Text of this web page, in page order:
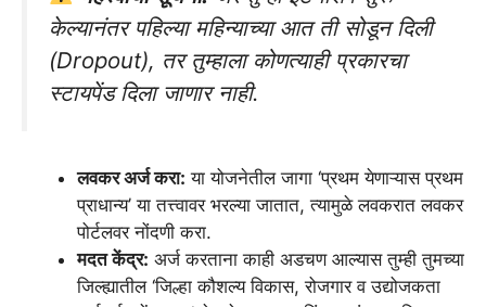
केल्यानंतर पहिल्या महिन्याच्या आत ती सोडून दिली
(Dropout), तर तुम्हाला कोणत्याही प्रकारचा
स्टायपेंड दिला जाणार नाही.
लवकर अर्ज करा: या योजनेतील जागा ‘प्रथम येणाऱ्यास प्रथम
प्राधान्य’ या तत्त्वावर भरल्या जातात, त्यामुळे लवकरात लवकर
पोर्टलवर नोंदणी करा.
मदत केंद्र: अर्ज करताना काही अडचण आल्यास तुम्ही तुमच्या
जिल्ह्यातील ‘जिल्हा कौशल्य विकास, रोजगार व उद्योजकता